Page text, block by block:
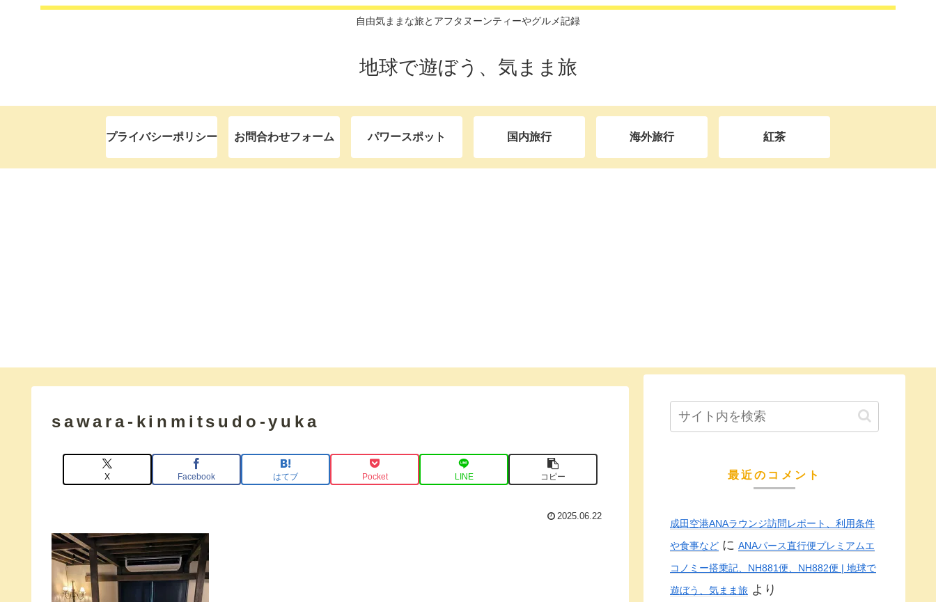
自由気ままな旅とアフタヌーンティーやグルメ記録
地球で遊ぼう、気まま旅
プライバシーポリシー お問合わせフォーム パワースポット 国内旅行 海外旅行 紅茶
sawara-kinmitsudo-yuka
X Facebook はてブ Pocket LINE コピー
2025.06.22
最近のコメント
成田空港ANAラウンジ訪問レポート、利用条件
や食事など に ANAパース直行便プレミアムエ
コノミー搭乗記、NH881便、NH882便 | 地球で
遊ぼう、気まま旅 より